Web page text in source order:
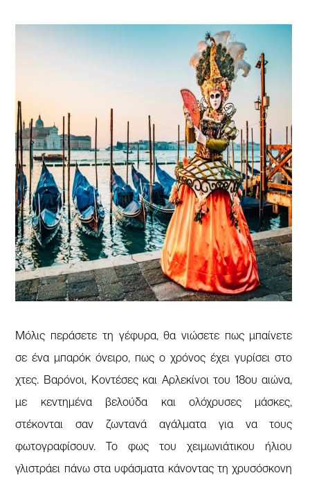
Μόλις περάσετε τη γέφυρα, θα νιώσετε πως μπαίνετε
σε ένα μπαρόκ όνειρο, πως ο χρόνος έχει γυρίσει στο
χτες. Βαρόνοι, Κοντέσες και Αρλεκίνοι του 18ου αιώνα,
με κεντημένα βελούδα και ολόχρυσες μάσκες,
στέκονται σαν ζωντανά αγάλματα για να τους
φωτογραφίσουν. Το φως του χειμωνιάτικου ήλιου
γλιστράει πάνω στα υφάσματα κάνοντας τη χρυσόσκονη